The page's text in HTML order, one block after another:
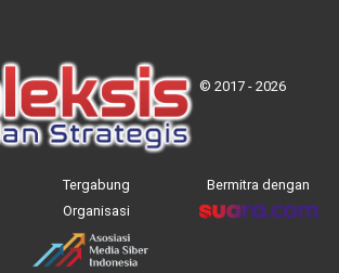
© 2017 - 2026
Tergabung
Organisasi
Bermitra dengan